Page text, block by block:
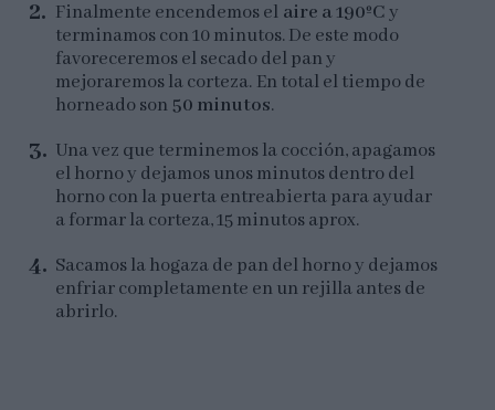
Finalmente encendemos el aire a 190ºCy
terminamos con 10 minutos. De este modo
favoreceremos el secado del pan y
mejoraremos la corteza. En total el tiempo de
horneado son 50 minutos.
Una vez que terminemos la cocción, apagamos
el horno y dejamos unos minutos dentro del
horno con la puerta entreabierta para ayudar
a formar la corteza, 15 minutos aprox.
Sacamos la hogaza de pan del horno y dejamos
enfriar completamente en un rejilla antes de
abrirlo.